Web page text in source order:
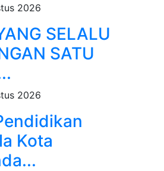
2026
SELALU
SATU
2026
Kota